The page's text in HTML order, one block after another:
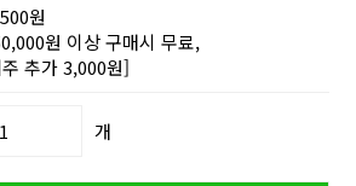
원
원 이상 구매시 무료,
추가 3,000원]
개